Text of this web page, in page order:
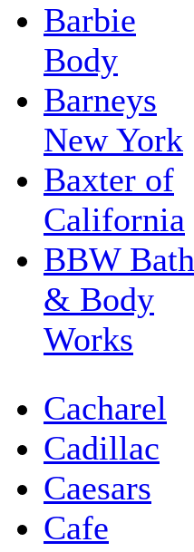
Barbie
Body
Barneys
New York
Baxter of
California
BBW Bath
& Body
Works
Cacharel
Cadillac
Caesars
Cafe